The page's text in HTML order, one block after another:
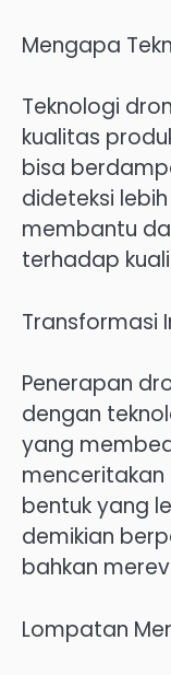
Mengapa
Teknologi
kualitas
bisa
dideteksi
membantu
terhadap
Transformasi
Penerapan
dengan
yang
bentuk yang
demikian
bahkan
Lompatan